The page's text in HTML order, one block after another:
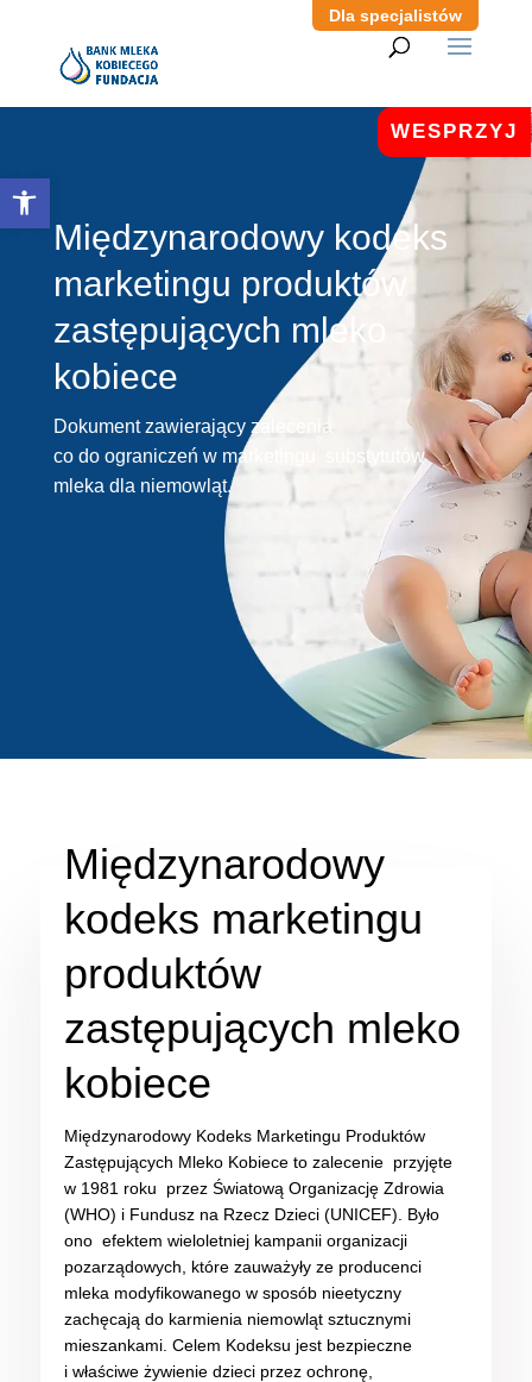
Otwórz pasek narzędzi
Dla specjalistów
WESPRZYJ
Międzynarodowy kodeks
marketingu produktów
zastępujących mleko
kobiece
Dokument zawierający zalecenia
co do ograniczeń w marketingu substytutów
mleka dla niemowląt.
Międzynarodowy
kodeks marketingu
produktów
zastępujących mleko
kobiece
Międzynarodowy Kodeks Marketingu Produktów
Zastępujących Mleko Kobiece to zalecenie przyjęte
w 1981 roku przez Światową Organizację Zdrowia
(WHO) i Fundusz na Rzecz Dzieci (UNICEF). Było
ono efektem wieloletniej kampanii organizacji
pozarządowych, które zauważyły ze producenci
mleka modyfikowanego w sposób nieetyczny
zachęcają do karmienia niemowląt sztucznymi
mieszankami. Celem Kodeksu jest bezpieczne
i właściwe żywienie dzieci przez ochronę,